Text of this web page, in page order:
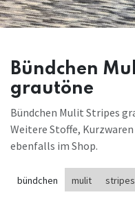
Bündchen
grautöne
Bündchen Mulit Stripes
Weitere Stoffe,
ebenfalls im Shop.
bündchen mulit stripes